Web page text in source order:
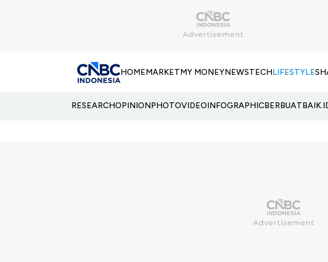
HOMEMARKETMY MONEYNEWSTECHLIFESTYLE
RESEARCHOPINIONPHOTOVIDEOINFOGRAPHIC